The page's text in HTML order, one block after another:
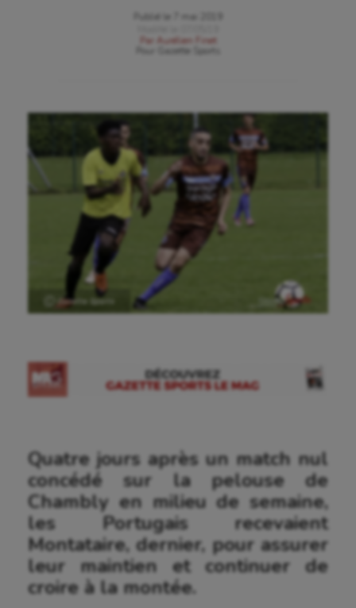
Publié le
7 mai 2019
Par
Aurélien Finet
Gazette Sports
Ⓒ Gazette Sports
Quatre jours après un match nul
concédé sur la pelouse de
Chambly en milieu de semaine,
les Portugais recevaient
Montataire, dernier, pour assurer
leur maintien et continuer de
croire à la montée.